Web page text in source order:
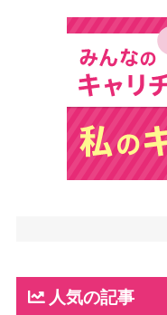
人気の記事